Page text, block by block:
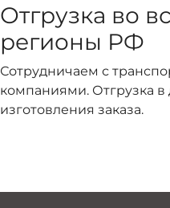
Отгрузка во
регионы РФ
Сотрудничаем с
компаниями. Отгрузка в
изготовления заказа.